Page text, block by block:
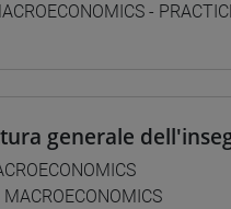
-
generale
MACROECONOMICS